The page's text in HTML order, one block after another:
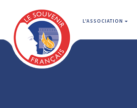
L'ASSOCIATION